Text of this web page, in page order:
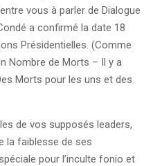
vous à parler de Dialogue
a confirmé la date 18
Présidentielles. (Comme
Nombre de Morts – Il y a
Morts pour les uns et des
de vos supposés leaders,
la faiblesse de ses
pour l’inculte fonio et